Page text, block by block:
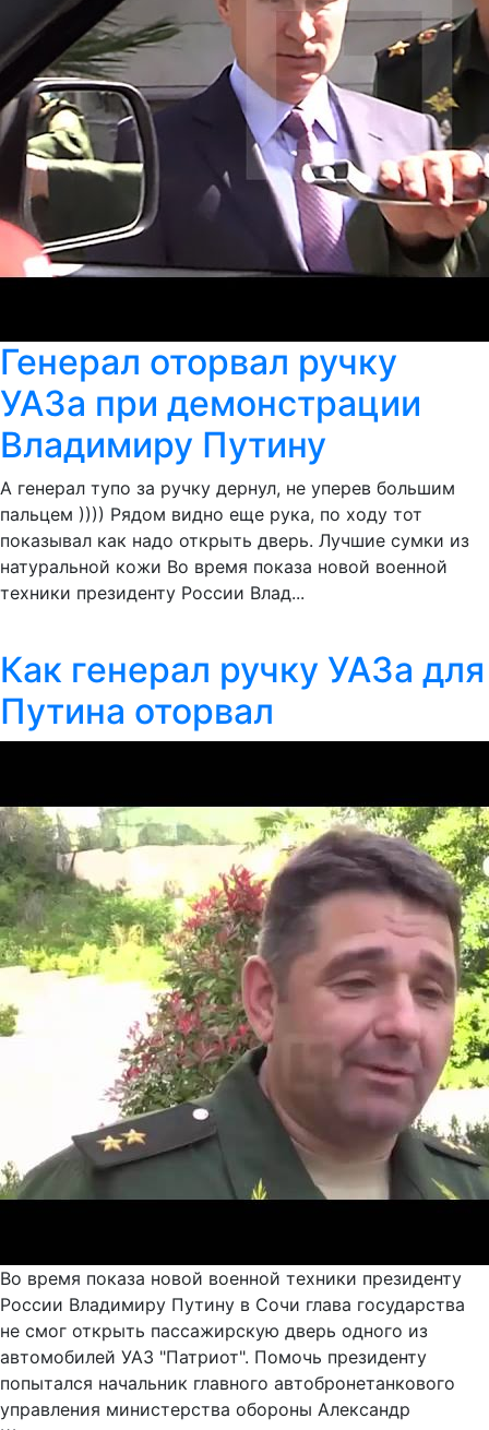
Генерал оторвал ручку
УАЗа при демонстрации
Владимиру Путину
А генерал тупо за ручку дернул, не уперев большим
пальцем )))) Рядом видно еще рука, по ходу тот
показывал как надо открыть дверь. Лучшие сумки из
натуральной кожи Во время показа новой военной
техники президенту России Влад...
Как генерал ручку УАЗа для
Путина оторвал
Во время показа новой военной техники президенту
России Владимиру Путину в Сочи глава государства
не смог открыть пассажирскую дверь одного из
автомобилей УАЗ "Патриот". Помочь президенту
попытался начальник главного автобронетанкового
управления министерства обороны Александр